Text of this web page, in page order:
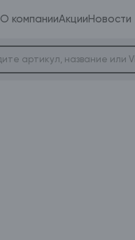
О компанииАкции Новости